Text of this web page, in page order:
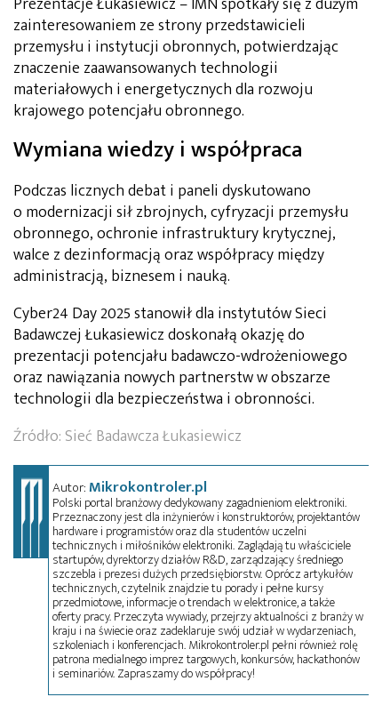
zainteresowaniem ze strony przedstawicieli
przemysłu i instytucji obronnych, potwierdzając
znaczenie zaawansowanych technologii
materiałowych i energetycznych dla rozwoju
krajowego potencjału obronnego.
Wymiana wiedzy i współpraca
Podczas licznych debat i paneli dyskutowano
o modernizacji sił zbrojnych, cyfryzacji przemysłu
obronnego, ochronie infrastruktury krytycznej,
walce z dezinformacją oraz współpracy między
administracją, biznesem i nauką.
Cyber24 Day 2025 stanowił dla instytutów Sieci
Badawczej Łukasiewicz doskonałą okazję do
prezentacji potencjału badawczo-wdrożeniowego
oraz nawiązania nowych partnerstw w obszarze
technologii dla bezpieczeństwa i obronności.
Źródło: Sieć Badawcza Łukasiewicz
Autor:Mikrokontroler.pl
Polski portal branżowy dedykowany zagadnieniom elektroniki.
Przeznaczony jest dla inżynierów i konstruktorów, projektantów
hardware i programistów oraz dla studentów uczelni
technicznych i miłośników elektroniki. Zaglądają tu właściciele
startupów, dyrektorzy działów R&D, zarządzający średniego
szczebla i prezesi dużych przedsiębiorstw. Oprócz artykułów
technicznych, czytelnik znajdzie tu porady i pełne kursy
przedmiotowe, informacje o trendach w elektronice, a także
oferty pracy. Przeczyta wywiady, przejrzy aktualności z branży w
kraju i na świecie oraz zadeklaruje swój udział w wydarzeniach,
szkoleniach i konferencjach. Mikrokontroler.pl pełni również rolę
patrona medialnego imprez targowych, konkursów, hackathonów
i seminariów. Zapraszamy do współpracy!